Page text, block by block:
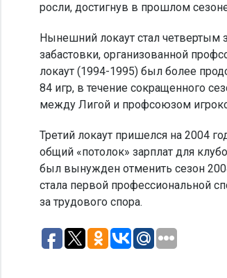
росли, достигнув в прошлом
Нынешний локаут стал четвертым
забастовки, организованной
локаут (1994-1995) был более
84 игр, в течение сокращенного
между Лигой и профсоюзом
Третий локаут пришелся на 2004
общий «потолок» зарплат для
был вынужден отменить сезон
стала первой профессиональной
за трудового спора.